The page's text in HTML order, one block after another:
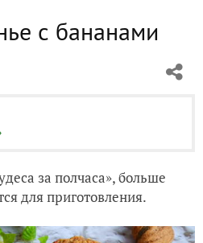
с бананами
за полчаса», больше
для приготовления.